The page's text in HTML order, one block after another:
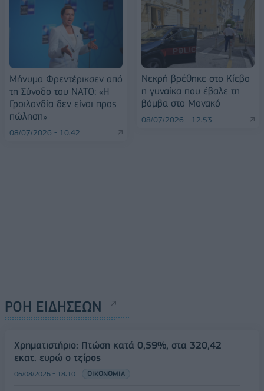
Μήνυμα Φρεντέρικσεν από
τη Σύνοδο του ΝΑΤΟ: «Η
Γροιλανδία δεν είναι προς
πώληση»
08/07/2026 - 10:42
Νεκρή βρέθηκε στο Κίεβο
η γυναίκα που έβαλε τη
βόμβα στο Μονακό
08/07/2026 - 12:53
ΡΟΗ ΕΙΔΗΣΕΩΝ
Χρηματιστήριο: Πτώση κατά 0,59%, στα 320,42
εκατ. ευρώ ο τζίρος
06/08/2026 - 18:10 ΟΙΚΟΝΟΜΙΑ